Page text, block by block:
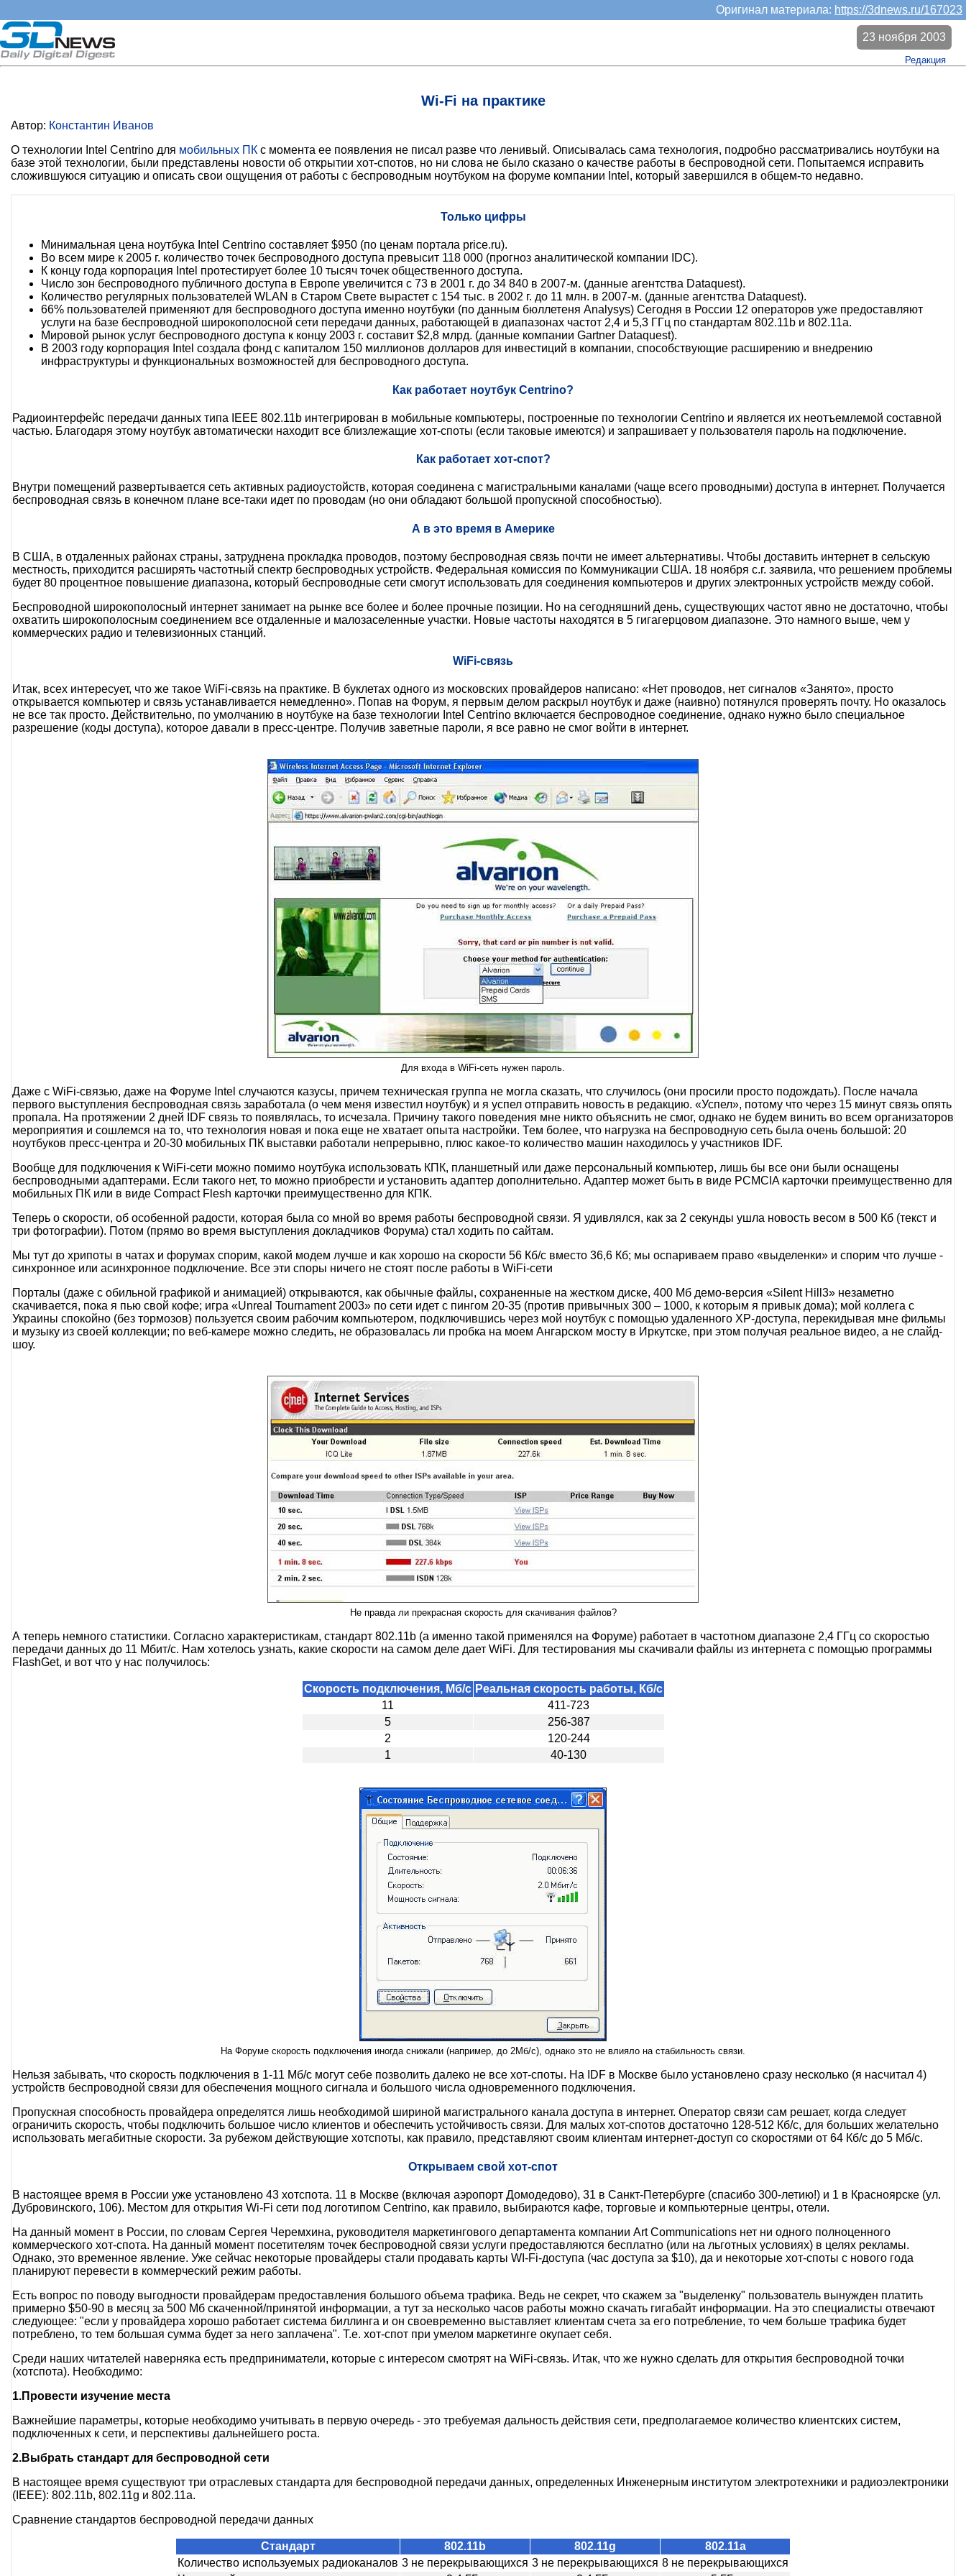
Оригинал материала: https://3dnews.ru/167023
Wi-Fi на практике
23 ноября 2003
Редакция
Автор: Константин Иванов
О технологии Intel Centrino для мобильных ПК с момента ее появления не писал разве что ленивый. Описывалась сама технология, подробно рассматривались ноутбуки на
базе этой технологии, были представлены новости об открытии хот-спотов, но ни слова не было сказано о качестве работы в беспроводной cети. Попытаемся исправить
сложившуюся ситуацию и описать свои ощущения от работы с беспроводным ноутбуком на форуме компании Intel, который завершился в общем-то недавно.
Только цифры
Минимальная цена ноутбука Intel Centrino составляет $950 (по ценам портала price.ru).
Во всем мире к 2005 г. количество точек беспроводного доступа превысит 118 000 (прогноз аналитической компании IDC).
К концу года корпорация Intel протестирует более 10 тысяч точек общественного доступа.
Число зон беспроводного публичного доступа в Европе увеличится с 73 в 2001 г. до 34 840 в 2007-м. (данные агентства Dataquest).
Количество регулярных пользователей WLAN в Старом Свете вырастет с 154 тыс. в 2002 г. до 11 млн. в 2007-м. (данные агентства Dataquest).
66% пользователей применяют для беспроводного доступа именно ноутбуки (по данным бюллетеня Analysys) Сегодня в России 12 операторов уже предоставляют
услуги на базе беспроводной широкополосной сети передачи данных, работающей в диапазонах частот 2,4 и 5,3 ГГц по стандартам 802.11b и 802.11a.
Мировой рынок услуг беспроводного доступа к концу 2003 г. составит $2,8 млрд. (данные компании Gartner Dataquest).
В 2003 году корпорация Intel создала фонд с капиталом 150 миллионов долларов для инвестиций в компании, способствующие расширению и внедрению
инфраструктуры и функциональных возможностей для беспроводного доступа.
Как работает ноутбук Centrino?
Радиоинтерфейс передачи данных типа IEEE 802.11b интегрирован в мобильные компьютеры, построенные по технологии Centrino и является их неотъемлемой составной
частью. Благодаря этому ноутбук автоматически находит все близлежащие хот-споты (если таковые имеются) и запрашивает у пользователя пароль на подключение.
Как работает хот-спот?
Внутри помещений развертывается сеть активных радиоустойств, которая соединена с магистральными каналами (чаще всего проводными) доступа в интернет. Получается
беспроводная связь в конечном плане все-таки идет по проводам (но они обладают большой пропускной способностью).
А в это время в Америке
В США, в отдаленных районах страны, затруднена прокладка проводов, поэтому беспроводная связь почти не имеет альтернативы. Чтобы доставить интернет в сельскую
местность, приходится расширять частотный спектр беспроводных устройств. Федеральная комиссия по Коммуникации США. 18 ноября с.г. заявила, что решением проблемы
будет 80 процентное повышение диапазона, который беспроводные сети смогут использовать для соединения компьютеров и других электронных устройств между собой.
Беспроводной широкополосный интернет занимает на рынке все более и более прочные позиции. Но на сегодняшний день, существующих частот явно не достаточно, чтобы
охватить широкополосным соединением все отдаленные и малозаселенные участки. Новые частоты находятся в 5 гигагерцовом диапазоне. Это намного выше, чем у
коммерческих радио и телевизионных станций.
WiFi-связь
Итак, всех интересует, что же такое WiFi-связь на практике. В буклетах одного из московских провайдеров написано: «Нет проводов, нет сигналов «Занято», просто
открывается компьютер и связь устанавливается немедленно». Попав на Форум, я первым делом раскрыл ноутбук и даже (наивно) потянулся проверять почту. Но оказалось
не все так просто. Действительно, по умолчанию в ноутбуке на базе технологии Intel Centrino включается беспроводное соединение, однако нужно было специальное
разрешение (коды доступа), которое давали в пресс-центре. Получив заветные пароли, я все равно не смог войти в интернет.
Для входа в WiFi-сеть нужен пароль.
Даже с WiFi-связью, даже на Форуме Intel случаются казусы, причем техническая группа не могла сказать, что случилось (они просили просто подождать). После начала
первого выступления беспроводная связь заработала (о чем меня известил ноутбук) и я успел отправить новость в редакцию. «Успел», потому что через 15 минут связь опять
пропала. На протяжении 2 дней IDF связь то появлялась, то исчезала. Причину такого поведения мне никто объяснить не смог, однако не будем винить во всем организаторов
мероприятия и сошлемся на то, что технология новая и пока еще не хватает опыта настройки. Тем более, что нагрузка на беспроводную сеть была очень большой: 20
ноутбуков пресс-центра и 20-30 мобильных ПК выставки работали непрерывно, плюс какое-то количество машин находилось у участников IDF.
Вообще для подключения к WiFi-сети можно помимо ноутбука использовать КПК, планшетный или даже персональный компьютер, лишь бы все они были оснащены
беспроводными адаптерами. Если такого нет, то можно приобрести и установить адаптер дополнительно. Адаптер может быть в виде PCMCIA карточки преимущественно для
мобильных ПК или в виде Compact Flesh карточки преимущественно для КПК.
Теперь о скорости, об особенной радости, которая была со мной во время работы беспроводной связи. Я удивлялся, как за 2 секунды ушла новость весом в 500 Кб (текст и
три фотографии). Потом (прямо во время выступления докладчиков Форума) стал ходить по сайтам.
Мы тут до хрипоты в чатах и форумах спорим, какой модем лучше и как хорошо на скорости 56 Кб/с вместо 36,6 Кб; мы оспариваем право «выделенки» и спорим что лучше -
синхронное или асинхронное подключение. Все эти споры ничего не стоят после работы в WiFi-сети
Порталы (даже с обильной графикой и анимацией) открываются, как обычные файлы, сохраненные на жестком диске, 400 Мб демо-версия «Silent Hill3» незаметно
скачивается, пока я пью свой кофе; игра «Unreal Tournament 2003» по сети идет с пингом 20-35 (против привычных 300 – 1000, к которым я привык дома); мой коллега с
Украины спокойно (без тормозов) пользуется своим рабочим компьютером, подключившись через мой ноутбук с помощью удаленного XP-доступа, перекидывая мне фильмы
и музыку из своей коллекции; по веб-камере можно следить, не образовалась ли пробка на моем Ангарском мосту в Иркутске, при этом получая реальное видео, а не слайд-
шоу.
Не правда ли прекрасная скорость для скачивания файлов?
А теперь немного статистики. Согласно характеристикам, стандарт 802.11b (а именно такой применялся на Форуме) работает в частотном диапазоне 2,4 ГГц со скоростью
передачи данных до 11 Мбит/с. Нам хотелось узнать, какие скорости на самом деле дает WiFi. Для тестирования мы скачивали файлы из интернета с помощью программы
FlashGet, и вот что у нас получилось:
Скорость подключения, Мб/с Реальная скорость работы, Кб/с
11
411-723
5
256-387
2
120-244
1
40-130
На Форуме скорость подключения иногда снижали (например, до 2Мб/с), однако это не влияло на стабильность связи.
Нельзя забывать, что скорость подключения в 1-11 Мб/с могут себе позволить далеко не все хот-споты. На IDF в Москве было установлено сразу несколько (я насчитал 4)
устройств беспроводной связи для обеспечения мощного сигнала и большого числа одновременного подключения.
Пропускная способность провайдера определятся лишь необходимой шириной магистрального канала доступа в интернет. Оператор связи сам решает, когда следует
ограничить скорость, чтобы подключить большое число клиентов и обеспечить устойчивость связи. Для малых хот-спотов достаточно 128-512 Кб/с, для больших желательно
использовать мегабитные скорости. За рубежом действующие хотспоты, как правило, представляют своим клиентам интернет-доступ со скоростями от 64 Кб/с до 5 Мб/с.
Открываем свой хот-спот
В настоящее время в России уже установлено 43 хотспота. 11 в Москве (включая аэропорт Домодедово), 31 в Санкт-Петербурге (спасибо 300-летию!) и 1 в Красноярске (ул.
Дубровинского, 106). Местом для открытия Wi-Fi сети под логотипом Centrino, как правило, выбираются кафе, торговые и компьютерные центры, отели.
На данный момент в России, по словам Сергея Черемхина, руководителя маркетингового департамента компании Art Communications нет ни одного полноценного
коммерческого хот-спота. На данный момент посетителям точек беспроводной связи услуги предоставляются бесплатно (или на льготных условиях) в целях рекламы.
Однако, это временное явление. Уже сейчас некоторые провайдеры стали продавать карты WI-Fi-доступа (час доступа за $10), да и некоторые хот-споты с нового года
планируют перевести в коммерческий режим работы.
Есть вопрос по поводу выгодности провайдерам предоставления большого объема трафика. Ведь не секрет, что скажем за "выделенку" пользователь вынужден платить
примерно $50-90 в месяц за 500 Мб скаченной/принятой информации, а тут за несколько часов работы можно скачать гигабайт информации. На это специалисты отвечают
следующее: "если у провайдера хорошо работает система биллинга и он своевременно выставляет клиентам счета за его потребление, то чем больше трафика будет
потреблено, то тем большая сумма будет за него заплачена". Т.е. хот-спот при умелом маркетинге окупает себя.
Среди наших читателей наверняка есть предприниматели, которые с интересом смотрят на WiFi-связь. Итак, что же нужно сделать для открытия беспроводной точки
(хотспота). Необходимо:
1.Провести изучение места
Важнейшие параметры, которые необходимо учитывать в первую очередь - это требуемая дальность действия сети, предполагаемое количество клиентских систем,
подключенных к сети, и перспективы дальнейшего роста.
2.Выбрать стандарт для беспроводной сети
В настоящее время существуют три отраслевых стандарта для беспроводной передачи данных, определенных Инженерным институтом электротехники и радиоэлектроники
(IEEE): 802.11b, 802.11g и 802.11a.
Сравнение стандартов беспроводной передачи данных
Стандарт 802.11b 802.11g
802.11a
Количество используемых радиоканалов 3 не перекрывающихся 3 не перекрывающихся 8 не перекрывающихся